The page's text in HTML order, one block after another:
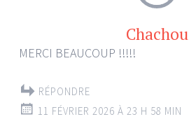
Chachou
MERCI BEAUCOUP !!!!!
RÉPONDRE
11 FÉVRIER 2026 À 23 H 58 MIN